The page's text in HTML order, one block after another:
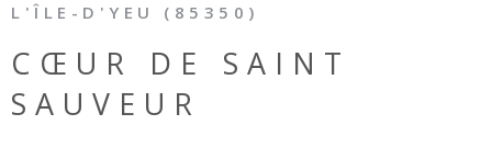
L'ÎLE-D'YEU (85350)
CŒUR DE SAINT
SAUVEUR